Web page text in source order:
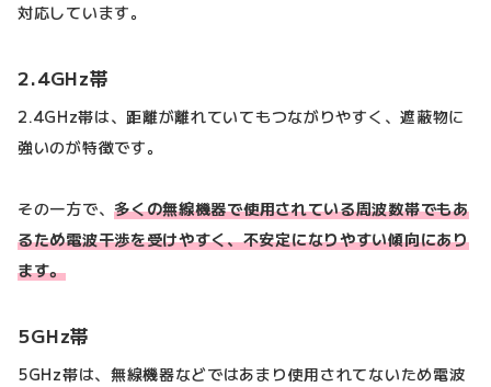
対応しています。
2.4GHz帯
2.4GHz帯は、距離が離れていてもつながりやすく、遮蔽物に
強いのが特徴です。
その一方で、多くの無線機器で使用されている周波数帯でもあ
るため電波干渉を受けやすく、不安定になりやすい傾向にあり
ます。
5GHz帯
5GHz帯は、無線機器などではあまり使用されてないため電波